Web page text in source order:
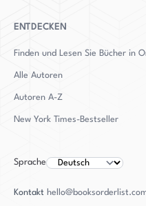
ENTDECKEN
Finden und Lesen Sie Bücher in
Alle Autoren
Autoren A-Z
New York Times-Bestseller
Sprache
Kontakt